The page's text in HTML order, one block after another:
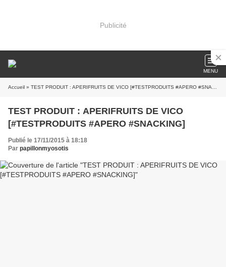
Publicité
MENU
Accueil » TEST PRODUIT : APERIFRUITS DE VICO [#TESTPRODUITS #APERO #SNACKING]
TEST PRODUIT : APERIFRUITS DE VICO
[#TESTPRODUITS #APERO #SNACKING]
Publié le 17/11/2015 à 18:18
Par papillonmyosotis